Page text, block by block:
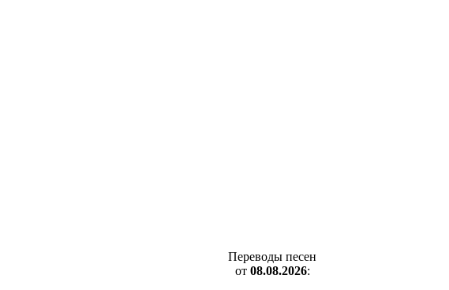
Переводы песен
от 08.08.2026: